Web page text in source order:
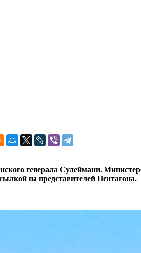
генерала Сулеймани.
на представителей Пентагона.